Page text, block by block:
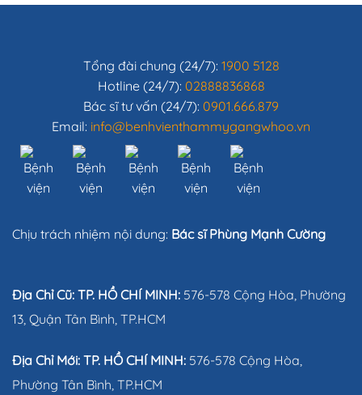
Tổng đài chung (24/7): 1900 5128
Hotline (24/7): 02888836868
Bác sĩ tư vấn (24/7): 0901.666.879
Email: info@benhvienthammygangwhoo.vn
Chịu trách nhiệm nội dung: Bác sĩ Phùng Mạnh Cường
Địa Chỉ Cũ: TP. HỒ CHÍ MINH: 576-578 Cộng Hòa, Phường
13, Quận Tân Bình, TP.HCM
Địa Chỉ Mới: TP. HỒ CHÍ MINH: 576-578 Cộng Hòa,
Phường Tân Bình, TP.HCM